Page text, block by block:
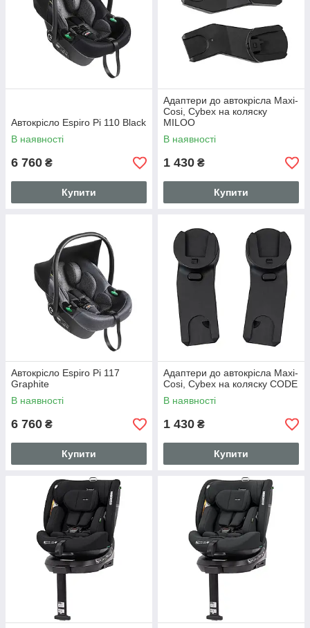
Автокрісло Espiro Pi 110 Black
В наявності
6 760 ₴
Купити
Адаптери до автокрісла Maxi-
Cosi, Cybex на коляску
MILOO
В наявності
1 430 ₴
Купити
Автокрісло Espiro Pi 117
Graphite
В наявності
6 760 ₴
Купити
Адаптери до автокрісла Maxi-
Cosi, Cybex на коляску CODE
В наявності
1 430 ₴
Купити